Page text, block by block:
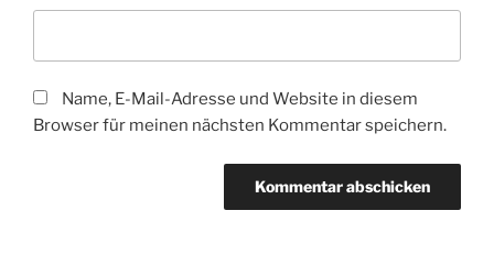
Name, E-Mail-Adresse und Website in diesem
Browser für meinen nächsten Kommentar speichern.